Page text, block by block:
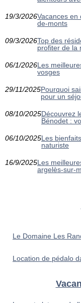
19/3/2026Vacances en
de-monts
09/3/2026Top des
profiter de la
06/1/2026Les
vosges
29/11/2025Pourquoi
pour un
08/10/2025Découvrez
Bénodet :
06/10/2025Les
naturiste
16/9/2025Les
argelès-sur-
Le Domaine Les
Location de pédalo